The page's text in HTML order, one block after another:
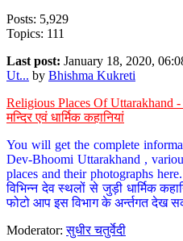
Posts: 5,929
Topics: 111
Last post: January 18, 2020,
Ut... by Bhishma Kukreti
Religious Places Of Uttarakhand -
मन्दिर एवं धार्मिक कहानियां
You will get the complete
Dev-Bhoomi Uttarakhand ,
places and their photographs
विभिन्न देव स्थलों से जुड़ी धार्मिक
फोटो आप इस विभाग के अर्न्तगत देख
Moderator:सुधीर चतुर्वेदी